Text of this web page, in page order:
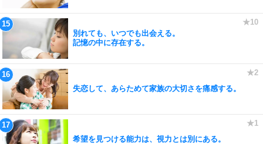
別れても、いつでも出会える。
記憶の中に存在する。
失恋して、あらためて家族の大切さを痛感する。
希望を見つける能力は、視力とは別にある。